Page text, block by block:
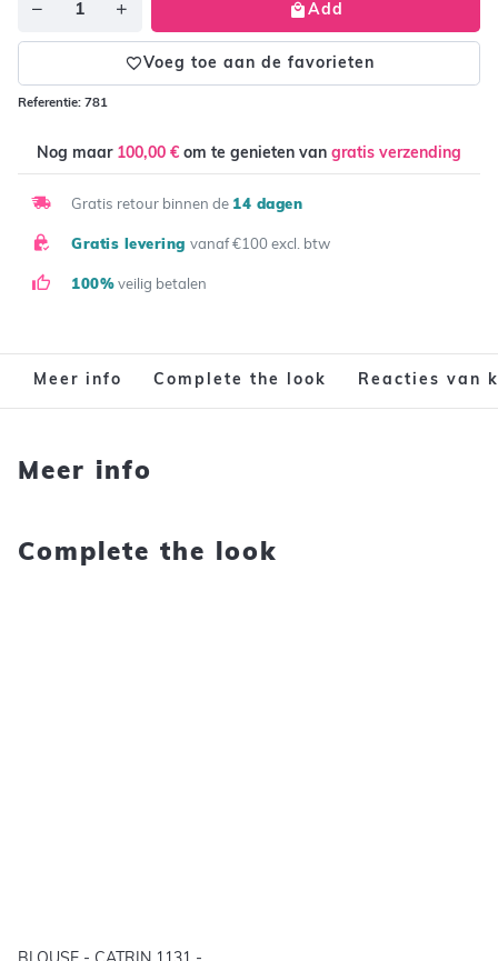
Aantal Add
Voeg toe aan de favorieten
Referentie: 781
Nog maar 100,00 € om te genieten van gratis verzending
Gratis retour binnen de 14 dagen
Gratis levering vanaf €100 excl. btw
100% veilig betalen
Meer info Complete the look Reacties van
Meer info
Complete the look